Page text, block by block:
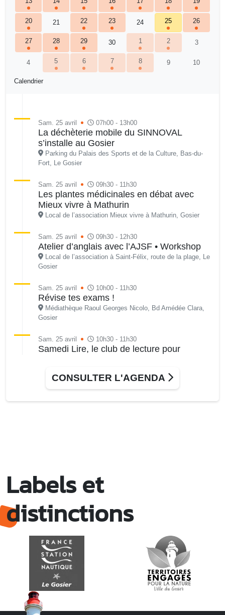
Calendrier
20 21 22 23 24 25 26
27 28 29 30 1 2 3
4 5 6 7 8 9 10
Sam. 25 avril 07h00 - 13h00
La déchèterie mobile du SINNOVAL
s’installe au Gosier
Parking du Palais des Sports et de la Culture, Bas-du-
Fort, Le Gosier
Sam. 25 avril 09h30 - 11h30
Les plantes médicinales en débat avec
Mieux vivre à Mathurin
Local de l’association Mieux vivre à Mathurin, Gosier
Sam. 25 avril 09h30 - 12h30
Atelier d’anglais avec l’AJSF • Workshop
Local de l’association à Saint-Félix, route de la plage, Le
Gosier
Sam. 25 avril 10h00 - 11h30
Révise tes exams !
Médiathèque Raoul Georges Nicolo, Bd Amédée Clara,
Gosier
Sam. 25 avril 10h30 - 11h30
Samedi Lire, le club de lecture pour
CONSULTER L'AGENDA
Labels et
distinctions